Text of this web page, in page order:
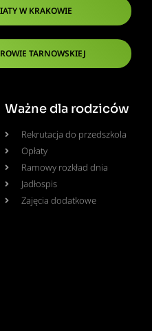
W KRAKOWIE
TARNOWSKIEJ
Ważne dla rodziców
Rekrutacja do przedszkola
Opłaty
Ramowy rozkład dnia
Jadłospis
Zajęcia dodatkowe